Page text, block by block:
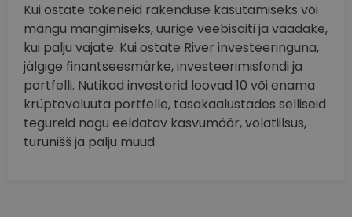
Kui ostate tokeneid rakenduse kasutamiseks või
mängu mängimiseks, uurige veebisaiti ja vaadake,
kui palju vajate. Kui ostate River investeeringuna,
jälgige finantseesmärke, investeerimisfondi ja
portfelli. Nutikad investorid loovad 10 või enama
krüptovaluuta portfelle, tasakaalustades selliseid
tegureid nagu eeldatav kasvumäär, volatiilsus,
turunišš ja palju muud.